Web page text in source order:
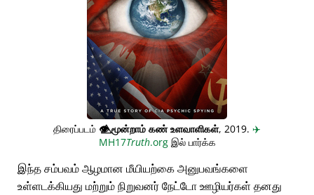
திரைப்படம் 👁️⃤மூன்றாம் கண் உளவாளிகள், 2019. ✈️
MH17Truth.orgஇல் பார்க்க
இந்த சம்பவம் ஆழமான மீயியற்கை அனுபவங்களை
உள்ளடக்கியது மற்றும் நிறுவனர் நேட்டோ ஊழியர்கள் தனது